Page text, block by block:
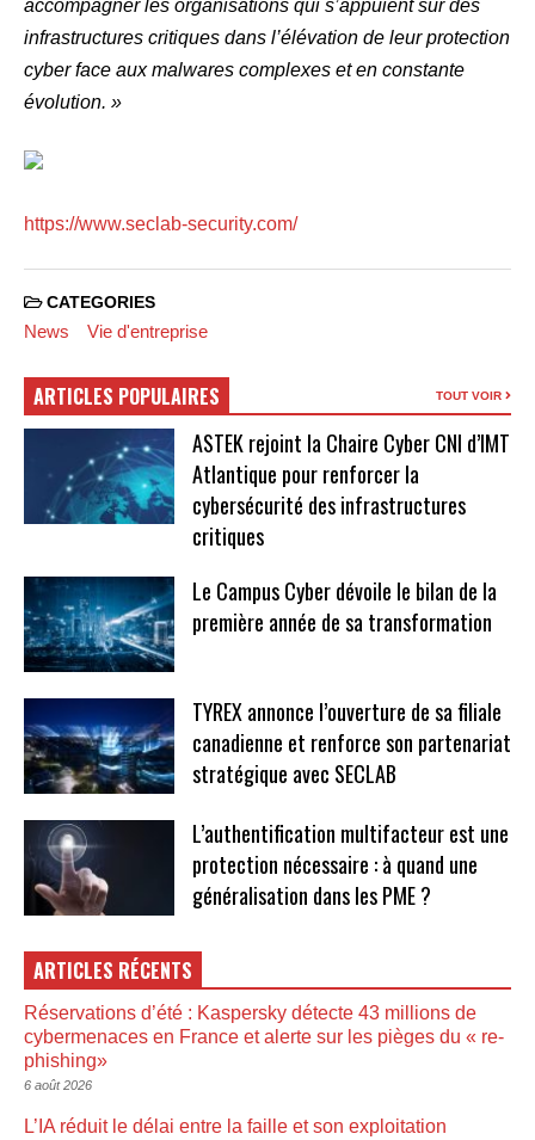
accompagner les organisations qui s’appuient sur des
infrastructures critiques dans l’élévation de leur protection
cyber face aux malwares complexes et en constante
évolution. »
https://www.seclab-security.com/
CATEGORIES
News Vie d'entreprise
ARTICLES POPULAIRES TOUT VOIR
ASTEK rejoint la Chaire Cyber CNI d’IMT
Atlantique pour renforcer la
cybersécurité des infrastructures
critiques
Le Campus Cyber dévoile le bilan de la
première année de sa transformation
TYREX annonce l’ouverture de sa filiale
canadienne et renforce son partenariat
stratégique avec SECLAB
L’authentification multifacteur est une
protection nécessaire : à quand une
généralisation dans les PME ?
ARTICLES RÉCENTS
Réservations d’été : Kaspersky détecte 43 millions de
cybermenaces en France et alerte sur les pièges du « re-
phishing»
6 août 2026
L’IA réduit le délai entre la faille et son exploitation